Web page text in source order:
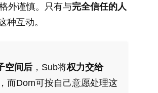
外谨慎。只有与完全信任的人
种互动。
空间后，Sub将权力交给
，而Dom可按自己意愿处理这